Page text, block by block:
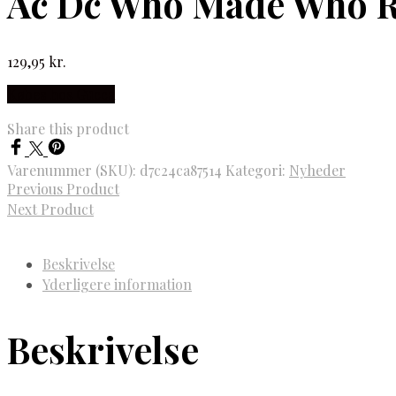
129,95 kr.
Share this product
Varenummer (SKU): d7c24ca87514 Kategori: Nyheder
Previous Product
Next Product
Beskrivelse
Yderligere information
Beskrivelse